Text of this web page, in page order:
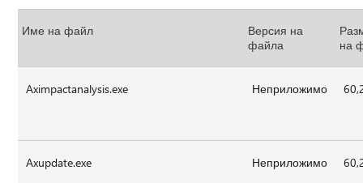
Име на файл
Версия на
файла
на
Aximpactanalysis.exe Неприложимо
Axupdate.exe Неприложимо